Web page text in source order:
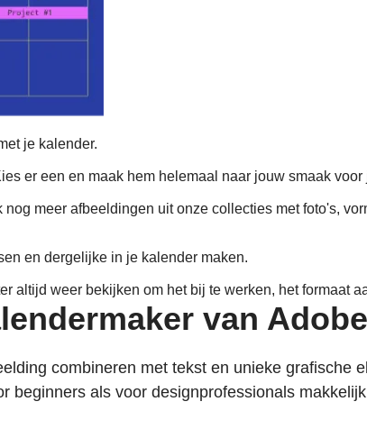
je kalender.
er een en maak hem helemaal naar jouw smaak voor
meer afbeeldingen uit onze collecties met foto's,
en dergelijke in je kalender maken.
weer bekijken om het bij te werken, het formaat
van
combineren met tekst en unieke grafische
als voor designprofessionals